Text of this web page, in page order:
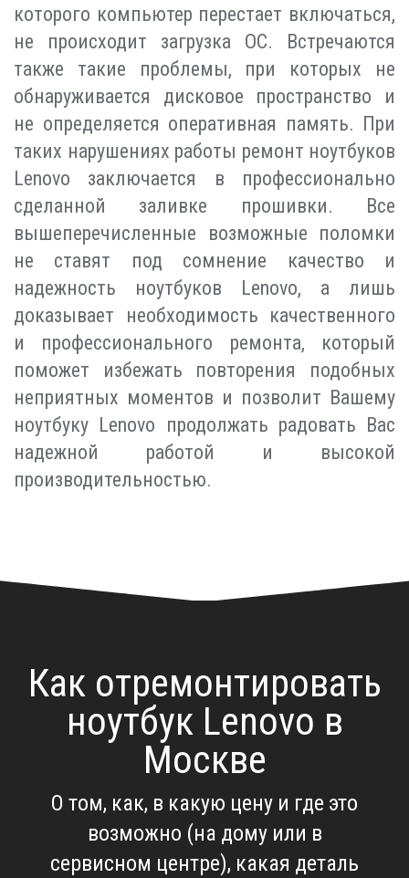
которого компьютер перестает включаться,
не происходит загрузка ОС. Встречаются
также такие проблемы, при которых не
обнаруживается дисковое пространство и
не определяется оперативная память. При
таких нарушениях работы ремонт ноутбуков
Lenovo заключается в профессионально
сделанной заливке прошивки. Все
вышеперечисленные возможные поломки
не ставят под сомнение качество и
надежность ноутбуков Lenovo, а лишь
доказывает необходимость качественного
и профессионального ремонта, который
поможет избежать повторения подобных
неприятных моментов и позволит Вашему
ноутбуку Lenovo продолжать радовать Вас
надежной работой и высокой
производительностью.
Как отремонтировать
ноутбук Lenovo в
Москве
О том, как, в какую цену и где это
возможно (на дому или в
сервисном центре), какая деталь